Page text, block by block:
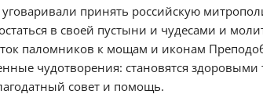
уговаривали принять российскую
в своей пустыни и чудесами и
паломников к мощам и иконам
чудотворения: становятся
совет и помощь.